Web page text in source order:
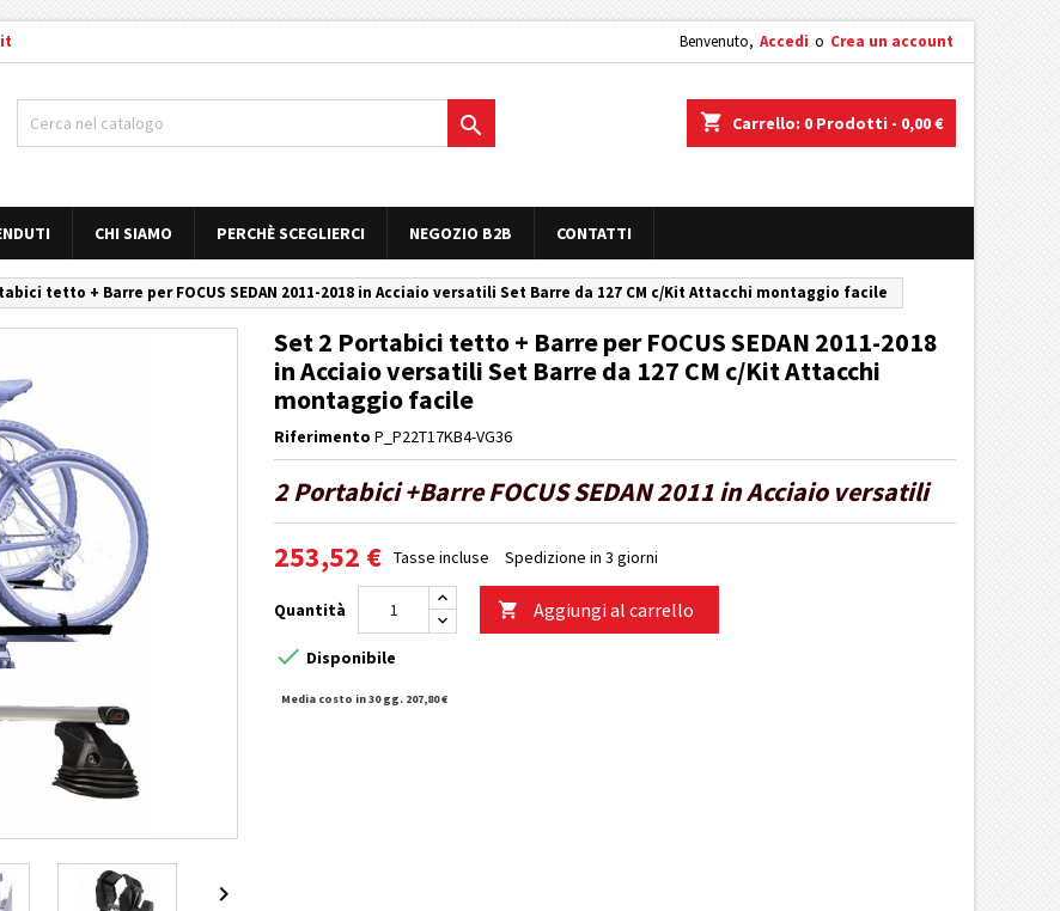
Benvenuto, Accedi o Crea un account
shopping_cart Carrello: 0 Prodotti - 0,00 €

CHI SIAMO PERCHÈ SCEGLIERCI NEGOZIO B2B CONTATTI
tetto + Barre per FOCUS SEDAN 2011-2018 in Acciaio versatili Set Barre da 127 CM c/Kit Attacchi montaggio facile

Set 2 Portabici tetto + Barre per FOCUS SEDAN 2011-2018
in Acciaio versatili Set Barre da 127 CM c/Kit Attacchi
montaggio facile
Riferimento P_P22T17KB4-VG36
2 Portabici +Barre FOCUS SEDAN 2011 in Acciaio versatili
253,52 € Tasse incluse Spedizione in 3 giorni
Quantità  Aggiungi al carrello
 Disponibile
Media costo in 30 gg. 207,80 €